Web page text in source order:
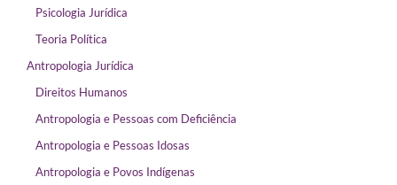
Psicologia Jurídica
Teoria Política
Antropologia Jurídica
Direitos Humanos
Antropologia e Pessoas com Deficiência
Antropologia e Pessoas Idosas
Antropologia e Povos Indígenas